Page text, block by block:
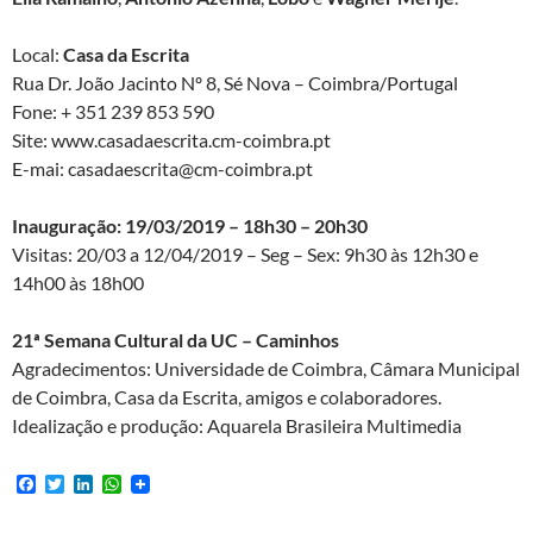
Local: Casa da Escrita
Rua Dr. João Jacinto Nº 8, Sé Nova – Coimbra/Portugal
Fone: + 351 239 853 590
Site: www.casadaescrita.cm-coimbra.pt
E-mai: casadaescrita@cm-coimbra.pt
Inauguração: 19/03/2019 – 18h30 – 20h30
Visitas: 20/03 a 12/04/2019 – Seg – Sex: 9h30 às 12h30 e
14h00 às 18h00
21ª Semana Cultural da UC – Caminhos
Agradecimentos: Universidade de Coimbra, Câmara Municipal
de Coimbra, Casa da Escrita, amigos e colaboradores.
Idealização e produção: Aquarela Brasileira Multimedia
F
T
W